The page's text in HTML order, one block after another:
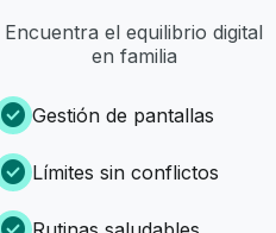
Encuentra el equilibrio digital
en familia
check_circle Gestión de pantallas
check_circle Límites sin conflictos